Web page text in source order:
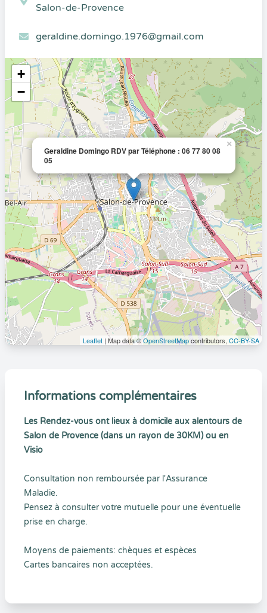
Salon-de-Provence
geraldine.domingo.1976@gmail.com
Geraldine Domingo RDV par Téléphone : 06 77 80 08
05
×
+
−
Leaflet | Map data ©OpenStreetMapcontributors, CC-BY-SA
Informations complémentaires
Les Rendez-vous ont lieux à domicile aux alentours de
Salon de Provence (dans un rayon de 30KM) ou en
Visio
Consultation non remboursée par l'Assurance
Maladie.
Pensez à consulter votre mutuelle pour une éventuelle
prise en charge.
Moyens de paiements: chèques et espèces
Cartes bancaires non acceptées.